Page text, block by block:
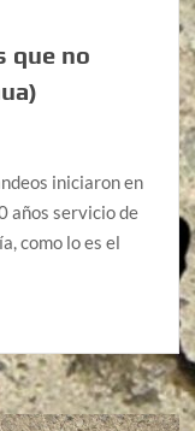
que no
iniciaron en
años servicio de
como lo es el